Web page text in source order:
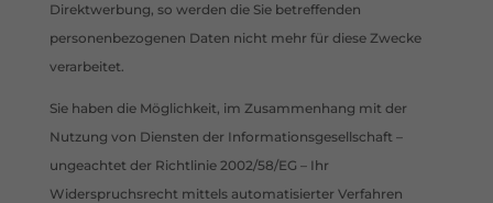
Direktwerbung, so werden die Sie betreffenden
personenbezogenen Daten nicht mehr für diese Zwecke
verarbeitet.
Sie haben die Möglichkeit, im Zusammenhang mit der
Nutzung von Diensten der Informationsgesellschaft –
ungeachtet der Richtlinie 2002/58/EG – Ihr
Widerspruchsrecht mittels automatisierter Verfahren